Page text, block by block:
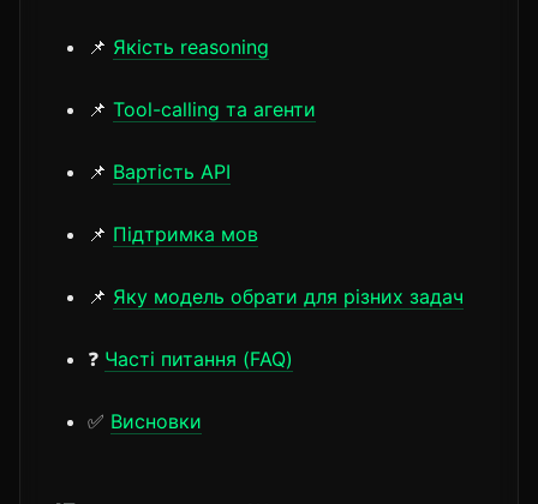
📌 Якість reasoning
📌 Tool-calling та агенти
📌 Вартість API
📌 Підтримка мов
📌 Яку модель обрати для різних задач
❓ Часті питання (FAQ)
✅ Висновки